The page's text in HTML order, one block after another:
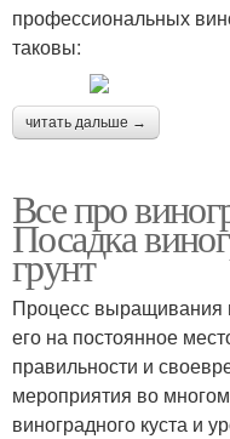
профессиональных
таковы:
читать дальше →
Все про
Посадка
грунт
Процесс выращивания
его на постоянное
правильности и
мероприятия во
виноградного куста и